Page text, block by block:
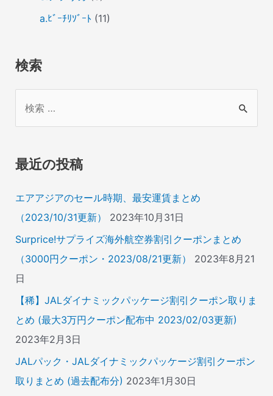
a.ﾋﾞｰﾁﾘｿﾞｰﾄ (11)
検索
象
最近の投稿
エアアジアのセール時期、最安運賃まとめ
（2023/10/31更新）
2023年10月31日
Surprice!サプライズ海外航空券割引クーポンまとめ
（3000円クーポン・2023/08/21更新）
2023年8月21
日
【稀】JALダイナミックパッケージ割引クーポン取りま
とめ (最大3万円クーポン配布中 2023/02/03更新)
2023年2月3日
JALパック・JALダイナミックパッケージ割引クーポン
取りまとめ (過去配布分) 2023年1月30日